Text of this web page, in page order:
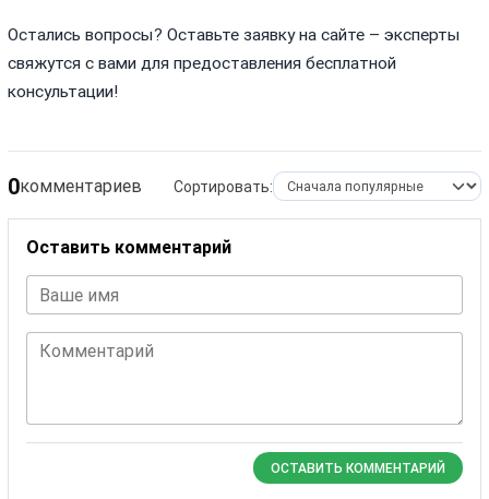
Остались вопросы? Оставьте заявку на сайте – эксперты
свяжутся с вами для предоставления бесплатной
консультации!
0комментариев Сортировать:
Оставить комментарий
Ваше имя
Комментарий
ОСТАВИТЬ КОММЕНТАРИЙ